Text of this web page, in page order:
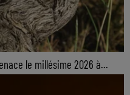
le millésime 2026 à...